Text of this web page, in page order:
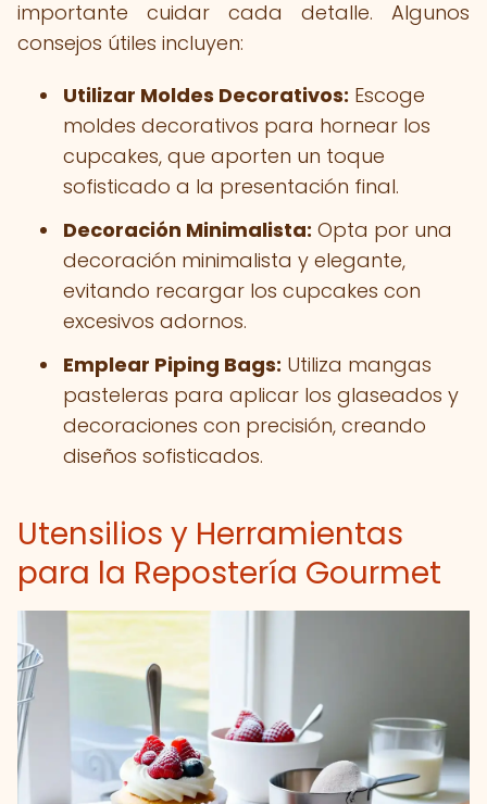
importante cuidar cada detalle. Algunos
consejos útiles incluyen:
Utilizar Moldes Decorativos: Escoge
moldes decorativos para hornear los
cupcakes, que aporten un toque
sofisticado a la presentación final.
Decoración Minimalista: Opta por una
decoración minimalista y elegante,
evitando recargar los cupcakes con
excesivos adornos.
Emplear Piping Bags: Utiliza mangas
pasteleras para aplicar los glaseados y
decoraciones con precisión, creando
diseños sofisticados.
Utensilios y Herramientas
para la Repostería Gourmet